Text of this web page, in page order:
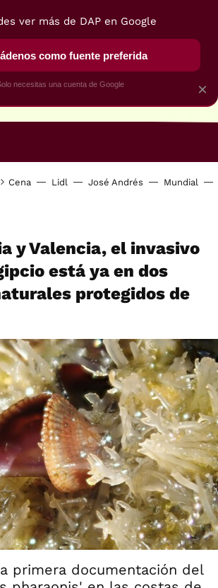
Cena Lidl José Andrés Mundial
y Valencia, el invasivo
está ya en dos
protegidos de
primera documentación del
×
ver más de DAP en Google
como fuente preferida
necesitas una cuenta de Google